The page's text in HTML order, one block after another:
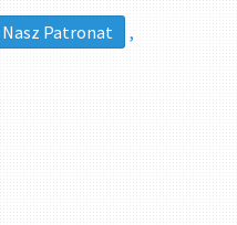
Nasz Patronat
,